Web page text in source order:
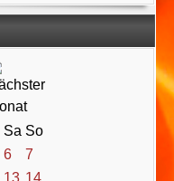
Sa So
6
7
13 14